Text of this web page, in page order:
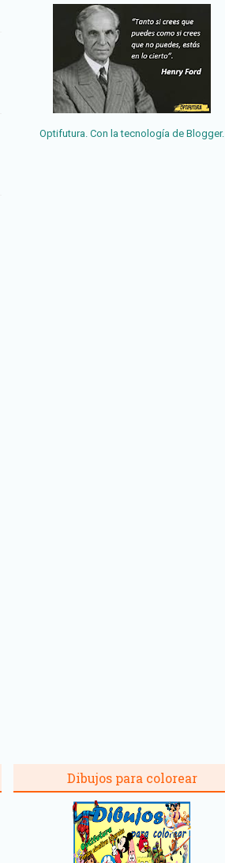
Optifutura. Con la tecnología de Blogger.
Dibujos para colorear